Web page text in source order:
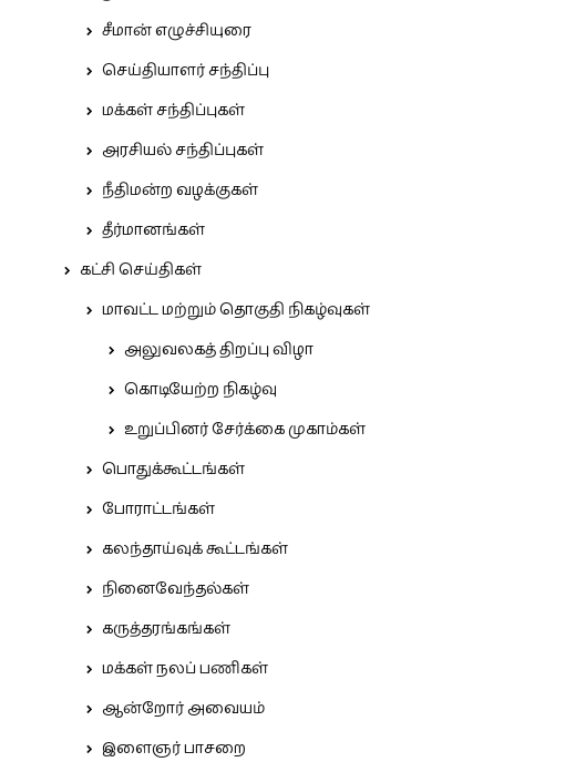
சீமான் எழுச்சியுரை
செய்தியாளர் சந்திப்பு
மக்கள் சந்திப்புகள்
அரசியல் சந்திப்புகள்
நீதிமன்ற வழக்குகள்
தீர்மானங்கள்
கட்சி செய்திகள்
மாவட்ட மற்றும் தொகுதி நிகழ்வுகள்
அலுவலகத் திறப்பு விழா
கொடியேற்ற நிகழ்வு
உறுப்பினர் சேர்க்கை முகாம்கள்
பொதுக்கூட்டங்கள்
போராட்டங்கள்
கலந்தாய்வுக் கூட்டங்கள்
நினைவேந்தல்கள்
கருத்தரங்கங்கள்
மக்கள் நலப் பணிகள்
ஆன்றோர் அவையம்
இளைஞர் பாசறை